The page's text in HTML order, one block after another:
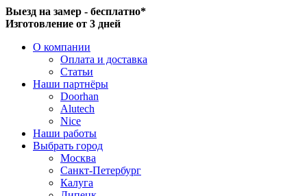
Выезд на замер - бесплатно*
Изготовление от 3 дней
О компании
Оплата и доставка
Статьи
Наши партнёры
Doorhan
Alutech
Nice
Наши работы
Выбрать город
Москва
Санкт-Петербург
Калуга